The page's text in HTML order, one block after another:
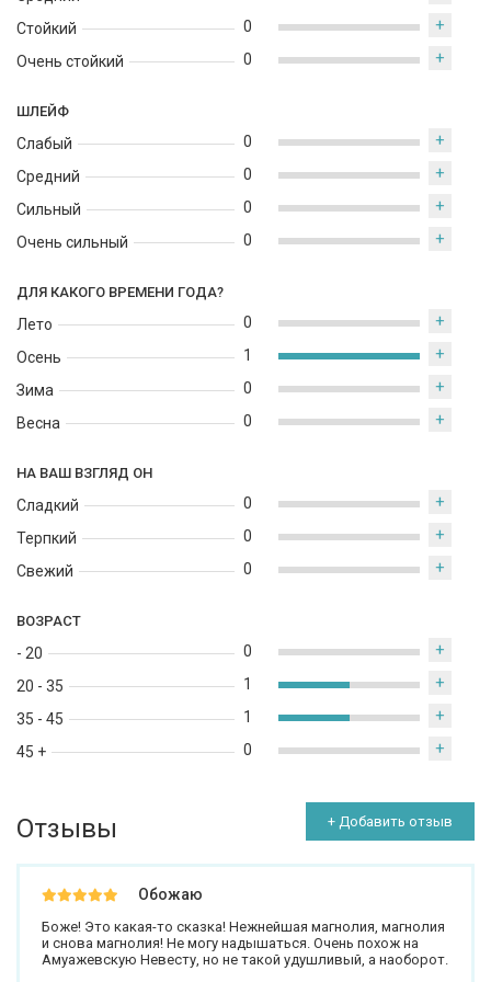
волнующие ароматы. Это идеальный выбор для тех, кто ищет
Стойкий
Очень стойкий
0 +
0 +
ШЛЕЙФ
Слабый
Средний
Сильный
Очень сильный
0 +
0 +
0 +
0 +
ДЛЯ КАКОГО ВРЕМЕНИ ГОДА?
Лето
Осень
Зима
Весна
0 +
1 +
0 +
0 +
НА ВАШ ВЗГЛЯД ОН
Сладкий
Терпкий
Свежий
0 +
0 +
0 +
ВОЗРАСТ
- 20
20 - 35
35 - 45
45 +
0 +
1 +
1 +
0 +
Отзывы + Добавить отзыв
Обожаю
Боже! Это какая-то сказка! Нежнейшая магнолия, магнолия
и снова магнолия! Не могу надышаться. Очень похож на
Амуажевскую Невесту, но не такой удушливый, а наоборот.